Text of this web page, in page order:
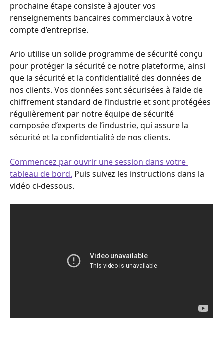
prochaine étape consiste à ajouter vos
renseignements bancaires commerciaux à votre
compte d’entreprise.
Ario utilise un solide programme de sécurité conçu
pour protéger la sécurité de notre plateforme, ainsi
que la sécurité et la confidentialité des données de
nos clients. Vos données sont sécurisées à l’aide de
chiffrement standard de l’industrie et sont protégées
régulièrement par notre équipe de sécurité
composée d’experts de l’industrie, qui assure la
sécurité et la confidentialité de nos clients.
Commencez par ouvrir une session dans votre
tableau de bord. Puis suivez les instructions dans la
vidéo ci-dessous.